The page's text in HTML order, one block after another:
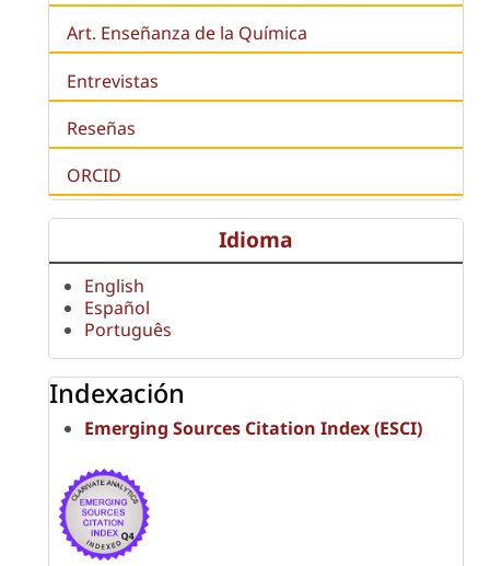
Art. Enseñanza de la Química
Entrevistas
Reseñas
ORCID
Idioma
English
Español
Português
Indexación
Emerging Sources Citation Index (ESCI)